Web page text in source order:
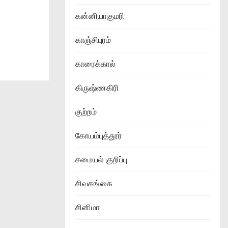
கன்னியாகுமரி
காஞ்சிபுரம்
காரைக்கால்
கிருஷ்ணகிரி
குற்றம்
கோயம்புத்தூர்
சமையல் குறிப்பு
சிவகங்கை
சினிமா